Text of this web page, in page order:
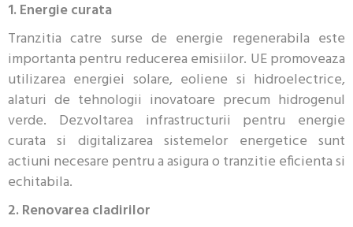
1. Energie curata
Tranzitia catre surse de energie regenerabila este
importanta pentru reducerea emisiilor. UE promoveaza
utilizarea energiei solare, eoliene si hidroelectrice,
alaturi de tehnologii inovatoare precum hidrogenul
verde. Dezvoltarea infrastructurii pentru energie
curata si digitalizarea sistemelor energetice sunt
actiuni necesare pentru a asigura o tranzitie eficienta si
echitabila.
2. Renovarea cladirilor